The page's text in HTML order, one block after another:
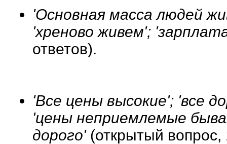
'Основная масса людей
'хреново живем';
ответов).
'Все цены высокие'; 'все
'цены неприемлемые
дорого' (открытый вопрос,